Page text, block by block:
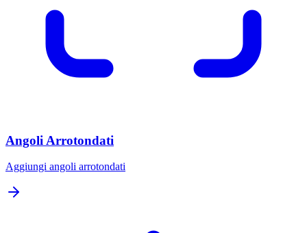
Angoli Arrotondati
Aggiungi angoli arrotondati